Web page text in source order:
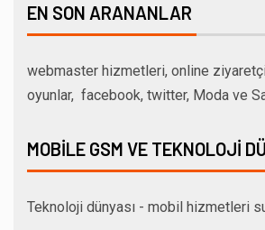
EN SON ARANANLAR
webmaster hizmetleri, online
oyunlar, facebook, twitter, Moda ve
MOBILE GSM VE TEKNOLOJI
Teknoloji dünyası - mobil hizmetleri